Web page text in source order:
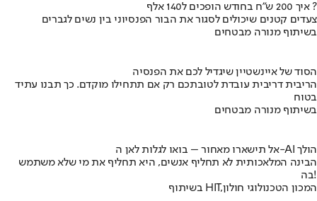
איך 200 ש"ח בחודש הופכים ל140 אלף ?
צעדים קטנים שיכולים לסגור את הבור הפנסיוני בין נשים לגברים
בשיתוף מנורה מבטחים
הסוד של איינשטיין שיגדיל לכם את הפנסיה
הריבית דריבית עובדת לטובתכם רק אם תתחילו מוקדם. כך תבנו עתיד
בטוח
בשיתוף מנורה מבטחים
אל תישארו מאחור – בואו לגלות לאן ה-AI הולך
הבינה המלאכותית לא תחליף אנשים, היא תחליף את מי שלא משתמש
בה!
בשיתוף HIT,המכון הטכנולוגי חולון